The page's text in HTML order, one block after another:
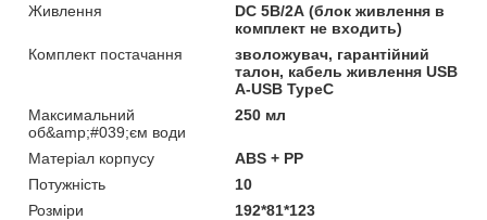
Живлення
DC 5В/2А (блок живлення в
комплект не входить)
Комплект постачання
зволожувач, гарантійний
талон, кабель живлення USB
A-USB TypeC
Максимальний
об&amp;#039;єм води
250 мл
Матеріал корпусу
ABS + PP
Потужність
10
Розміри
192*81*123